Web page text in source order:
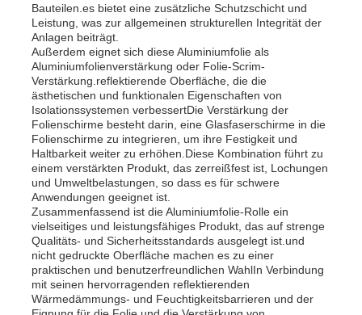
Laminatfolie aus Aluminium
Aluminiumwabenpaneele
Aluminiumbienenwabe
Spiegel Aluminium
Bauteilen.es bietet eine zusätzliche Schutzschicht und
Leistung, was zur allgemeinen strukturellen Integrität der
Anlagen beiträgt.
Außerdem eignet sich diese Aluminiumfolie als
Aluminiumfolienverstärkung oder Folie-Scrim-
Verstärkung.reflektierende Oberfläche, die die
ästhetischen und funktionalen Eigenschaften von
Isolationssystemen verbessertDie Verstärkung der
Folienschirme besteht darin, eine Glasfaserschirme in die
Folienschirme zu integrieren, um ihre Festigkeit und
Haltbarkeit weiter zu erhöhen.Diese Kombination führt zu
einem verstärkten Produkt, das zerreißfest ist, Lochungen
und Umweltbelastungen, so dass es für schwere
Anwendungen geeignet ist.
Zusammenfassend ist die Aluminiumfolie-Rolle ein
vielseitiges und leistungsfähiges Produkt, das auf strenge
Qualitäts- und Sicherheitsstandards ausgelegt ist.und
nicht gedruckte Oberfläche machen es zu einer
praktischen und benutzerfreundlichen WahlIn Verbindung
mit seinen hervorragenden reflektierenden
Wärmedämmungs- und Feuchtigkeitsbarrieren und der